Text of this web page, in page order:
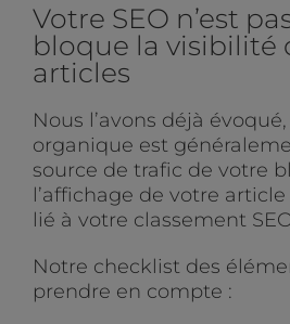
Votre SEO n’est
bloque la visibilité
articles
Nous l’avons déjà
organique est
source de trafic de votre
l’affichage de votre
lié à votre classement
Notre checklist des
prendre en compte :